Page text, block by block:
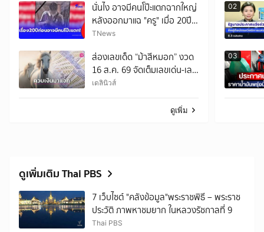
นั่นไง อาจมีคนโป๊ะแตกฉากใหญ่
หลังออกมาแฉ "ครู" เมื่อ 20ปี
ก่อน
TNews
ส่องเลขเด็ด “ม้าสีหมอก” งวด
16 ส.ค. 69 จัดเต็มเลขเด่น-เลข
วิ่ง-เลข 2 ตัว
เดลินิวส์
ดูเพิ่ม
02
03
ดูเพิ่มเติม Thai PBS
7 เว็บไซต์ "คลังข้อมูล"พระราชพิธี – พระราช
ประวัติ ภาพหาชมยาก ในหลวงรัชกาลที่ 9
Thai PBS